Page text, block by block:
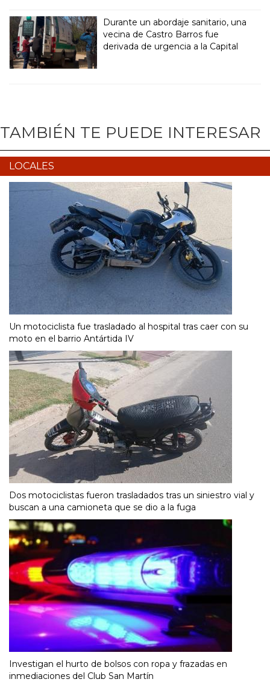
Durante un abordaje sanitario, una
vecina de Castro Barros fue
derivada de urgencia a la Capital
TAMBIÉN TE PUEDE INTERESAR
LOCALES
Un motociclista fue trasladado al hospital tras caer con su
moto en el barrio Antártida IV
Dos motociclistas fueron trasladados tras un siniestro vial y
buscan a una camioneta que se dio a la fuga
Investigan el hurto de bolsos con ropa y frazadas en
inmediaciones del Club San Martín